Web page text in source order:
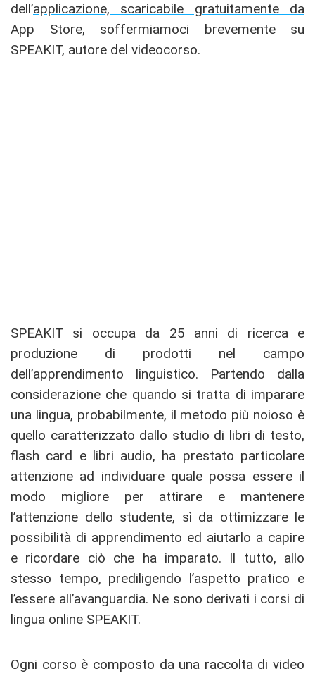
dell’applicazione, scaricabile gratuitamente da
App Store, soffermiamoci brevemente su
SPEAKIT, autore del videocorso.
SPEAKIT si occupa da 25 anni di ricerca e
produzione di prodotti nel campo
dell’apprendimento linguistico. Partendo dalla
considerazione che quando si tratta di imparare
una lingua, probabilmente, il metodo più noioso è
quello caratterizzato dallo studio di libri di testo,
flash card e libri audio, ha prestato particolare
attenzione ad individuare quale possa essere il
modo migliore per attirare e mantenere
l’attenzione dello studente, sì da ottimizzare le
possibilità di apprendimento ed aiutarlo a capire
e ricordare ciò che ha imparato. Il tutto, allo
stesso tempo, prediligendo l’aspetto pratico e
l’essere all’avanguardia. Ne sono derivati i corsi di
lingua online SPEAKIT.
Ogni corso è composto da una raccolta di video